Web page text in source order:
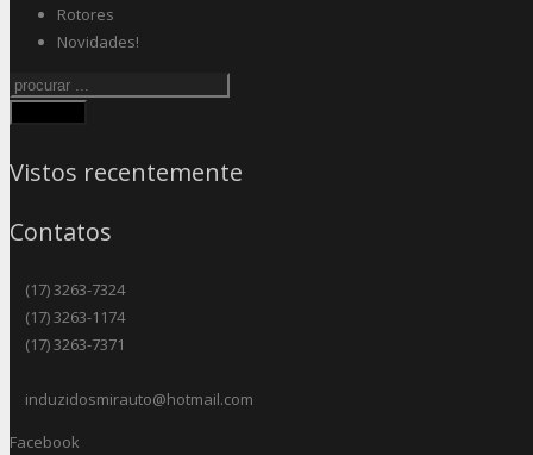
Rotores
Novidades!
Vistos recentemente
Contatos
(17) 3263-7324
(17) 3263-1174
(17) 3263-7371
induzidosmirauto@hotmail.com
Facebook